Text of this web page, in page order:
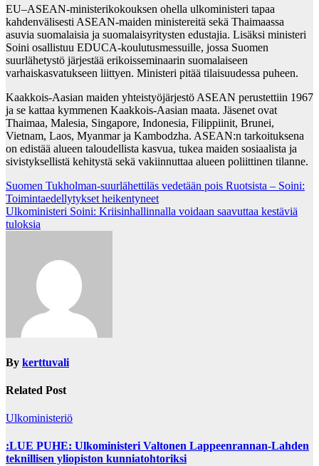
EU–ASEAN-ministerikokouksen ohella ulkoministeri tapaa
kahdenvälisesti ASEAN-maiden ministereitä sekä Thaimaassa
asuvia suomalaisia ja suomalaisyritysten edustajia. Lisäksi ministeri
Soini osallistuu EDUCA-koulutusmessuille, jossa Suomen
suurlähetystö järjestää erikoisseminaarin suomalaiseen
varhaiskasvatukseen liittyen. Ministeri pitää tilaisuudessa puheen.
Kaakkois-Aasian maiden yhteistyöjärjestö ASEAN perustettiin 1967
ja se kattaa kymmenen Kaakkois-Aasian maata. Jäsenet ovat
Thaimaa, Malesia, Singapore, Indonesia, Filippiinit, Brunei,
Vietnam, Laos, Myanmar ja Kambodzha. ASEAN:n tarkoituksena
on edistää alueen taloudellista kasvua, tukea maiden sosiaalista ja
sivistyksellistä kehitystä sekä vakiinnuttaa alueen poliittinen tilanne.
Post
navigation
Suomen Tukholman-suurlähettiläs vedetään pois Ruotsista – Soini:
Toimintaedellytykset heikentyneet
Ulkoministeri Soini: Kriisinhallinnalla voidaan saavuttaa kestäviä
tuloksia
By kerttuvali
Related Post
Ulkoministeriö
:LUE PUHE: Ulkoministeri Valtonen Lappeenrannan-Lahden
teknillisen yliopiston kunniatohtoriksi